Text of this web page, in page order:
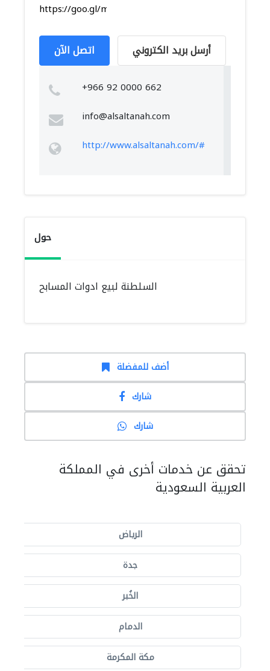
https://goo.gl/maps/dZVEmz1j1MwGhEMR6
اتصل الآن أرسل بريد الكتروني
+966 92 0000 662
info@alsaltanah.com
http://www.alsaltanah.com/#
حول
أضف للمفضلة
شارك
شارك
تحقق عن خدمات أخرى في المملكة
العربية السعودية
الرياض
جدة
الخُبر
الدمام
مكة المكرمة